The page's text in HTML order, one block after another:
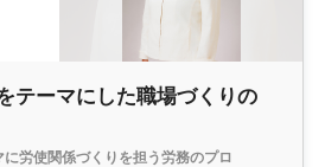
テーマにした職場づくりの
に労使関係づくりを担う労務のプロ